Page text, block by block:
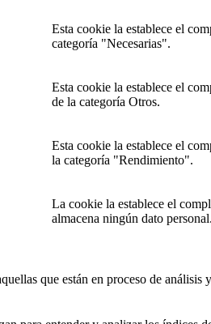
Esta cookie la establece el
categoría "Necesarias".
Esta cookie la establece el
de la categoría Otros.
Esta cookie la establece el
la categoría "Rendimiento".
La cookie la establece el
almacena ningún dato personal.
que están en proceso de